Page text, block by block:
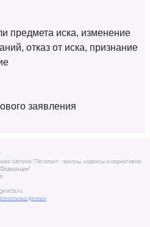
предмета иска, изменение
отказ от иска, признание
заявления
система "Легалакт - законы, кодексы и нормативно-
данных